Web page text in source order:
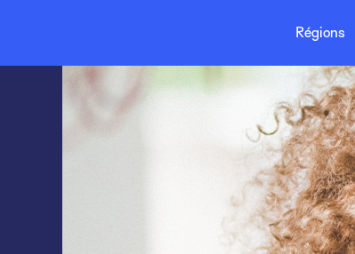
Régions
R. U. (Anglais)